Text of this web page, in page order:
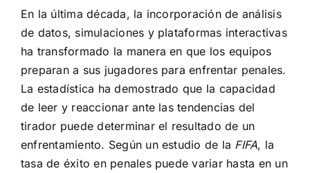
En la última década, la incorporación de análisis
de datos, simulaciones y plataformas interactivas
ha transformado la manera en que los equipos
preparan a sus jugadores para enfrentar penales.
La estadística ha demostrado que la capacidad
de leer y reaccionar ante las tendencias del
tirador puede determinar el resultado de un
enfrentamiento. Según un estudio de la FIFA, la
tasa de éxito en penales puede variar hasta en un